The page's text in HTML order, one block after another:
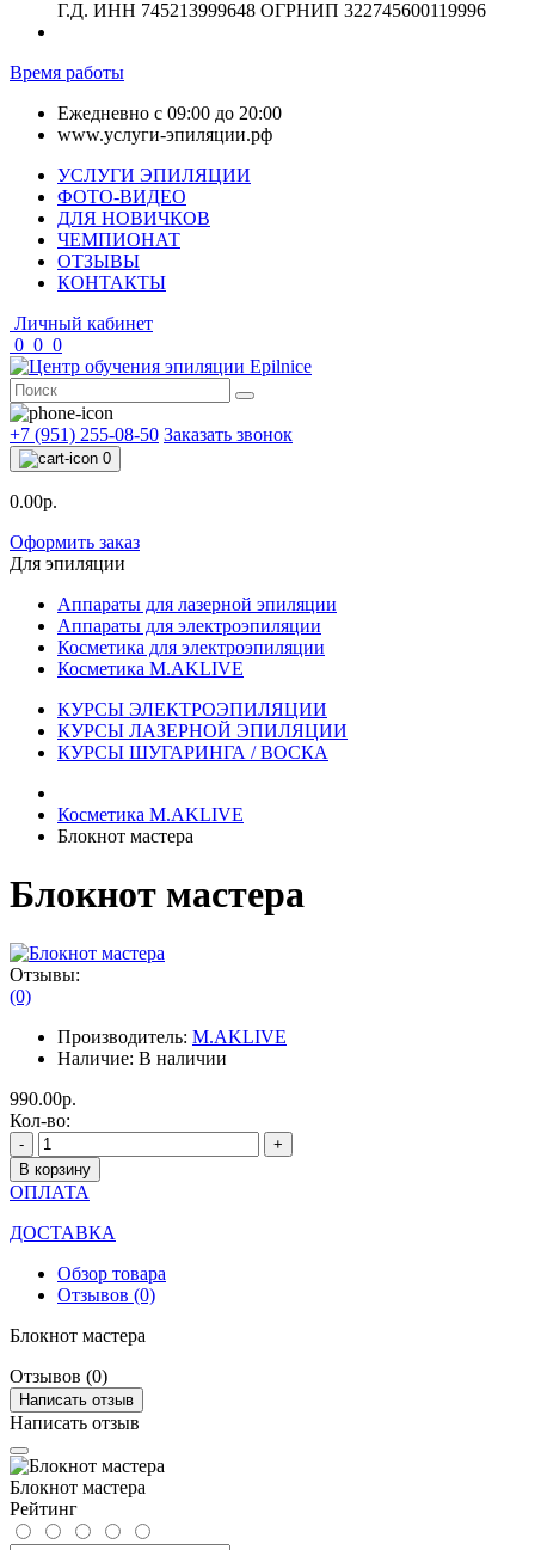
Г.Д. ИНН 745213999648 ОГРНИП 322745600119996
Время работы
Ежедневно с 09:00 до 20:00
www.услуги-эпиляции.рф
УСЛУГИ ЭПИЛЯЦИИ
ФОТО-ВИДЕО
ДЛЯ НОВИЧКОВ
ЧЕМПИОНАТ
ОТЗЫВЫ
КОНТАКТЫ
Личный кабинет
0 0 0
+7 (951) 255-08-50 Заказать звонок
0
0.00р.
Оформить заказ
Для эпиляции
Аппараты для лазерной эпиляции
Аппараты для электроэпиляции
Косметика для электроэпиляции
Косметика M.AKLIVE
КУРСЫ ЭЛЕКТРОЭПИЛЯЦИИ
КУРСЫ ЛАЗЕРНОЙ ЭПИЛЯЦИИ
КУРСЫ ШУГАРИНГА / ВОСКА
Косметика M.AKLIVE
Блокнот мастера
Блокнот мастера
Отзывы:
(0)
Производитель: M.AKLIVE
Наличие: В наличии
990.00р.
Кол-во:
-
+
В корзину
ОПЛАТА
ДОСТАВКА
Обзор товара
Отзывов (0)
Блокнот мастера
Отзывов (0)
Написать отзыв
Написать отзыв
Блокнот мастера
Рейтинг